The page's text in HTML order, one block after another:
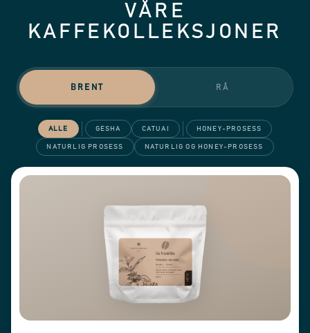
VÅRE
KAFFEKOLLEKSJONER
BRENT RÅ
ALLE GESHA CATUAI HONEY-PROSESS
NATURLIG PROSESS NATURLIG OG HONEY-PROSESS